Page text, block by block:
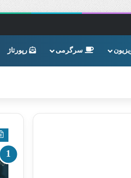
سرگرمی رپورتاژ